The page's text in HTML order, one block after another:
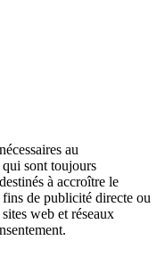
au
sont toujours
à accroître le
de publicité directe ou
web et réseaux